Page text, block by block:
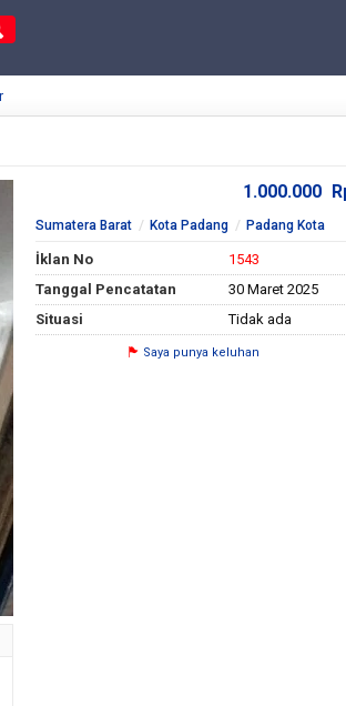
1.000.000
Sumatera Barat Kota Padang Padang Kota
İklan No
1543
Tanggal Pencatatan
30 Maret 2025
Situasi
Tidak ada
Saya punya keluhan